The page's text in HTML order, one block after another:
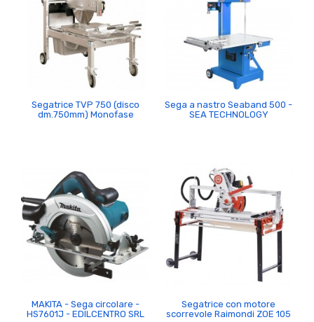
Segatrice TVP 750 (disco
dm.750mm) Monofase
Sega a nastro Seaband 500 -
SEA TECHNOLOGY
MAKITA - Sega circolare -
HS7601J - EDILCENTRO SRL
Segatrice con motore
scorrevole Raimondi ZOE 105